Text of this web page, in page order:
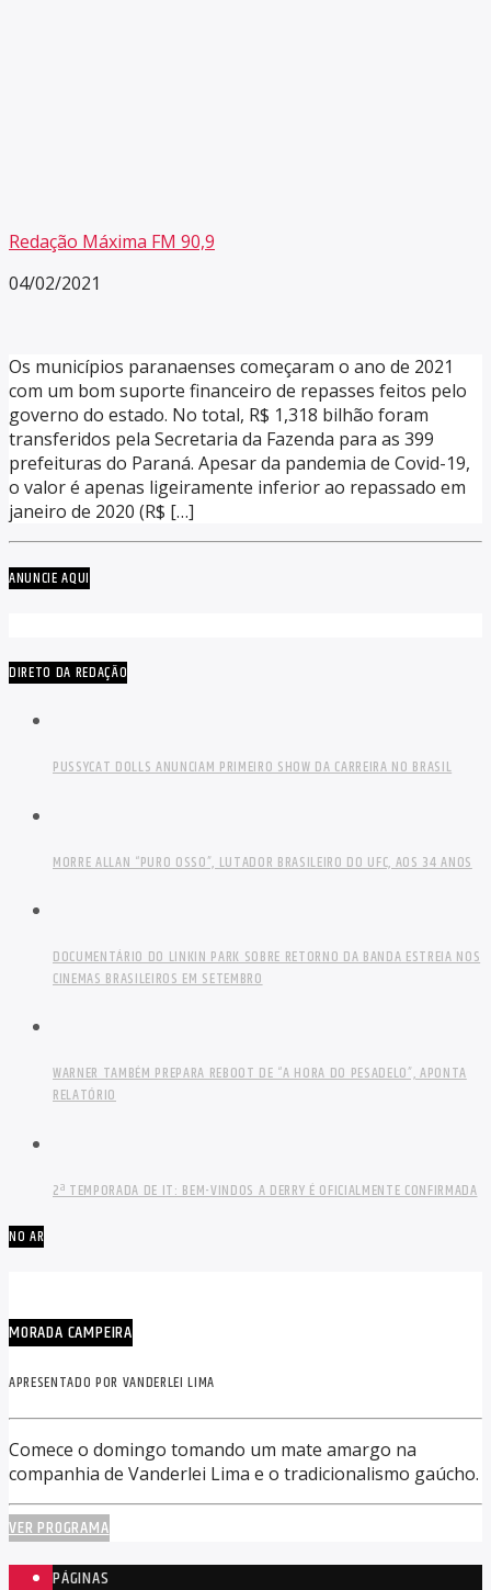
Redação Máxima FM 90,9
04/02/2021
Os municípios paranaenses começaram o ano de 2021
com um bom suporte financeiro de repasses feitos pelo
governo do estado. No total, R$ 1,318 bilhão foram
transferidos pela Secretaria da Fazenda para as 399
prefeituras do Paraná. Apesar da pandemia de Covid-19,
o valor é apenas ligeiramente inferior ao repassado em
janeiro de 2020 (R$ […]
ANUNCIE AQUI
DIRETO DA REDAÇÃO
PUSSYCAT DOLLS ANUNCIAM PRIMEIRO SHOW DA CARREIRA NO BRASIL
MORRE ALLAN “PURO OSSO”, LUTADOR BRASILEIRO DO UFC, AOS 34 ANOS
DOCUMENTÁRIO DO LINKIN PARK SOBRE RETORNO DA BANDA ESTREIA NOS
CINEMAS BRASILEIROS EM SETEMBRO
WARNER TAMBÉM PREPARA REBOOT DE “A HORA DO PESADELO”, APONTA
RELATÓRIO
2ª TEMPORADA DE IT: BEM-VINDOS A DERRY É OFICIALMENTE CONFIRMADA
NO AR
MORADA CAMPEIRA
APRESENTADO POR VANDERLEI LIMA
Comece o domingo tomando um mate amargo na
companhia de Vanderlei Lima e o tradicionalismo gaúcho.
VER PROGRAMA
PÁGINAS